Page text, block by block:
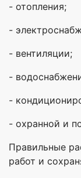
- отопления;
-
- вентиляции;
-
-
- охранной и
Правильные
работ и